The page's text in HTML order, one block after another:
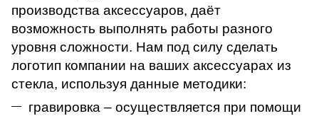
производства аксессуаров, даёт
возможность выполнять работы разного
уровня сложности. Нам под силу сделать
логотип компании на ваших аксессуарах из
стекла, используя данные методики:
гравировка – осуществляется при помощи